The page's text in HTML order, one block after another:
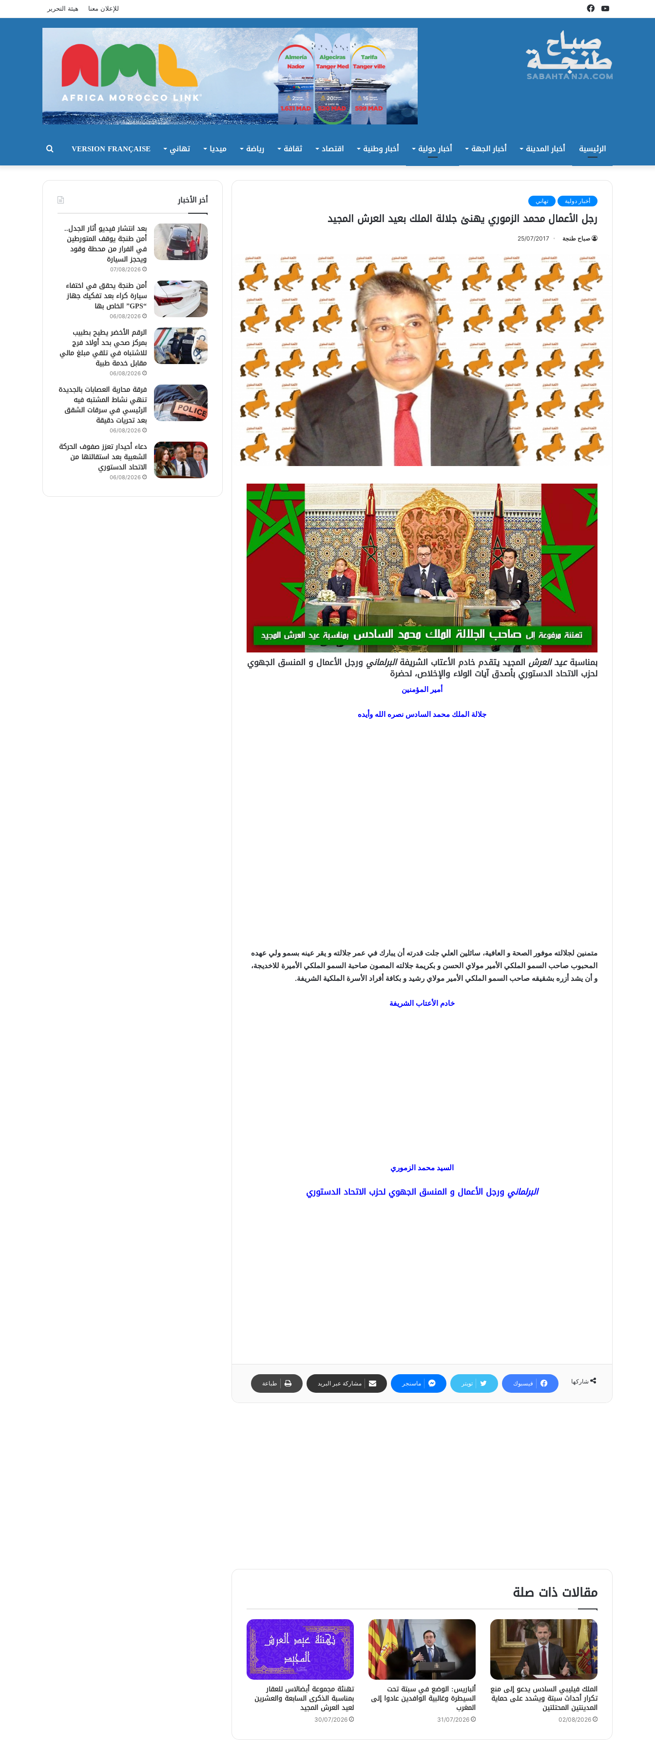
فيسبوكيوتيوب للإعلان معنا هيئة التحرير
الرئيسية أخبار المدينة أخبار الجهة أخبار دولية أخبار وطنية اقتصاد ثقافة رياضة ميديا تهاني VERSION FRANÇAISE بحث
أخبار دولية تهاني
رجل الأعمال محمد الزموري يهنئ جلالة الملك بعيد العرش المجيد
صباح طنجة 25/07/2017
بمناسبةعيد العرش المجيد يتقدم خادم الأعتاب الشريفةالبرلماني ورجل الأعمال و المنسق الجهوي
لحزب الاتحاد الدستوري بأصدق آيات الولاء والإخلاص، لحضرة
أمير المؤمنين
جلالة الملك محمد السادس نصره الله وأيده
متمنين لجلالته موفور الصحة و العافية، سائلين العلي جلت قدرته أن يبارك في عمر جلالته و يقر عينه بسمو ولي عهده
المحبوب صاحب السمو الملكي الأمير مولاي الحسن و بكريمة جلالته المصون صاحبة السمو الملكي الأميرة للاخديجة،
و أن يشد أزره بشقيقه صاحب السمو الملكي الأمير مولاي رشيد و بكافة أفراد الأسرة الملكية الشريفة.
خادم الأعتاب الشريفة
السيد محمد الزموري
البرلماني ورجل الأعمال و المنسق الجهوي لحزب الاتحاد الدستوري
شاركها فيسبوك تويتر ماسنجر مشاركة عبر البريد طباعة
مقالات ذات صلة
الملك فيليبي السادس يدعو إلى منع
تكرار أحداث سبتة ويشدد على حماية
المدينتين المحتلتين
02/08/2026
ألباريس: الوضع في سبتة تحت
السيطرة وغالبية الوافدين عادوا إلى
المغرب
31/07/2026
تهنئة مجموعة أبضالاس للعقار
بمناسبة الذكرى السابعة والعشرين
لعيد العرش المجيد
30/07/2026
أخر الأخبار
بعد انتشار فيديو أثار الجدل..
أمن طنجة يوقف المتورطين
في الفرار من محطة وقود
ويحجز السيارة
07/08/2026
أمن طنجة يحقق في اختفاء
سيارة كراء بعد تفكيك جهاز
“GPS” الخاص بها
06/08/2026
الرقم الأخضر يطيح بطبيب
بمركز صحي بحد أولاد فرج
للاشتباه في تلقي مبلغ مالي
مقابل خدمة طبية
06/08/2026
فرقة محاربة العصابات بالجديدة
تنهي نشاط المشتبه فيه
الرئيسي في سرقات الشقق
بعد تحريات دقيقة
06/08/2026
دعاء أحيدار تعزز صفوف الحركة
الشعبية بعد استقالتها من
الاتحاد الدستوري
06/08/2026